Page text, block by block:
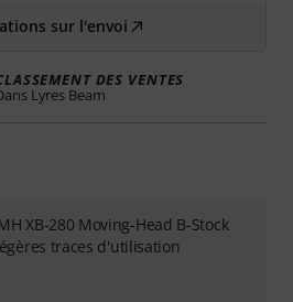
sur l'envoi
DES VENTES
Lyres Beam
XB-280 Moving-Head B-Stock
traces d'utilisation